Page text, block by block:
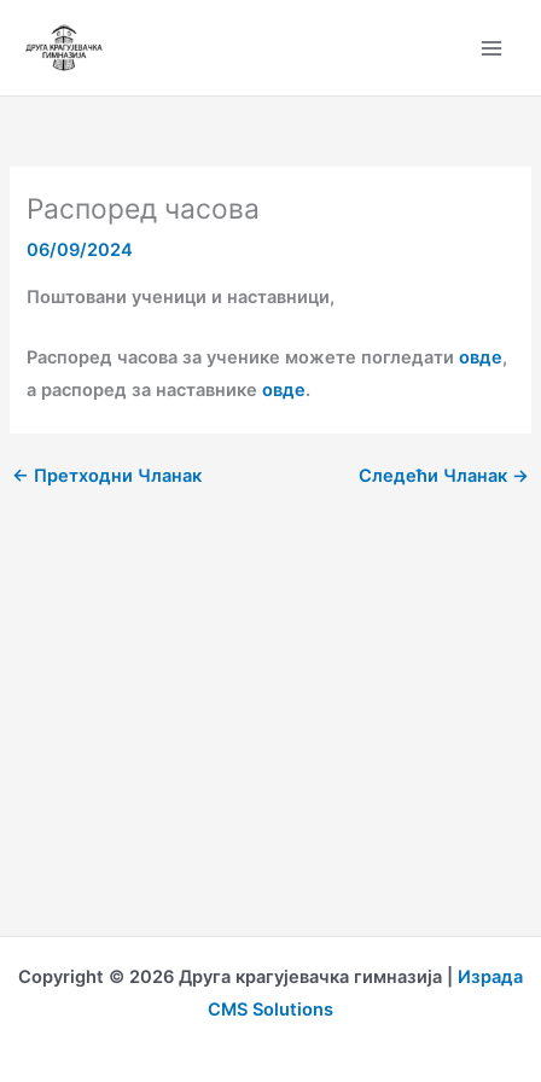
Распоред часова
06/09/2024
Поштовани ученици и наставници,
Распоред часова за ученике можете погледатиовде,
а распоред за наставникеовде.
← Претходни Чланак Следећи Чланак →
Copyright © 2026 Друга крагујевачка гимназија | Израда
CMS Solutions